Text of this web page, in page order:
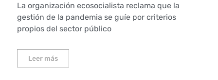
La organización ecosocialista reclama que la
gestión de la pandemia se guíe por criterios
propios del sector público
Leer más